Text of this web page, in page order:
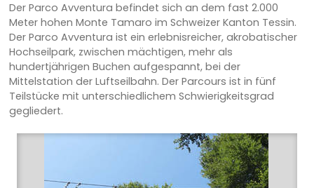
Der Parco Avventura befindet sich an dem fast 2.000
Meter hohen Monte Tamaro im Schweizer Kanton Tessin.
Der Parco Avventura ist ein erlebnisreicher, akrobatischer
Hochseilpark, zwischen mächtigen, mehr als
hundertjährigen Buchen aufgespannt, bei der
Mittelstation der Luftseilbahn. Der Parcours ist in fünf
Teilstücke mit unterschiedlichem Schwierigkeitsgrad
gegliedert.